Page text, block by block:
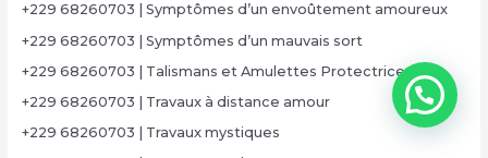
+229 68260703 | Symptômes d’un envoûtement amoureux
+229 68260703 | Symptômes d’un mauvais sort
+229 68260703 | Talismans et Amulettes Protectrices
+229 68260703 | Travaux à distance amour
+229 68260703 | Travaux mystiques